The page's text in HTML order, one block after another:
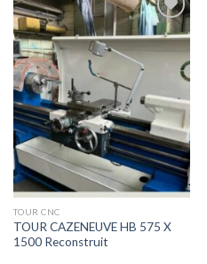
à la liste
TOUR CNC
TOUR CAZENEUVE HB 575 X
1500 Reconstruit